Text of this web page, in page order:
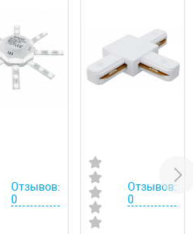
Отзывов:
0
Отзывов:
0